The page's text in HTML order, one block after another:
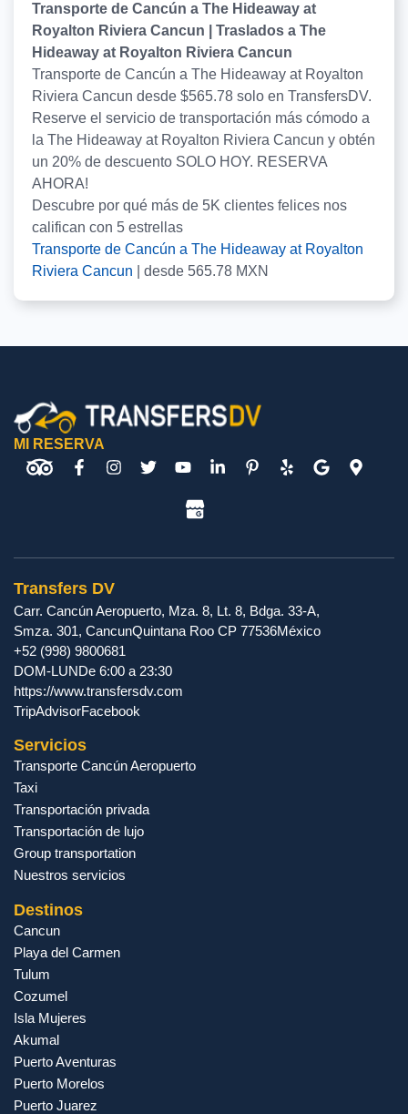
Transporte de Cancún a The Hideaway at
Royalton Riviera Cancun | Traslados a The
Hideaway at Royalton Riviera Cancun
Transporte de Cancún a The Hideaway at Royalton
Riviera Cancun desde $565.78 solo en TransfersDV.
Reserve el servicio de transportación más cómodo a
la The Hideaway at Royalton Riviera Cancun y obtén
un 20% de descuento SOLO HOY. RESERVA
AHORA!
Descubre por qué más de 5K clientes felices nos
califican con 5 estrellas
Transporte de Cancún a The Hideaway at Royalton
Riviera Cancun
desde 565.78 MXN
MI RESERVA
Transfers DV
Carr. Cancún Aeropuerto, Mza. 8, Lt. 8, Bdga. 33-A,
Smza. 301, CancunQuintana Roo CP 77536México
+52 (998) 9800681
DOM-LUNDe 6:00 a 23:30
https://www.transfersdv.com
TripAdvisorFacebook
Servicios
Transporte Cancún Aeropuerto
Taxi
Transportación privada
Transportación de lujo
Group transportation
Nuestros servicios
Destinos
Cancun
Playa del Carmen
Tulum
Cozumel
Isla Mujeres
Akumal
Puerto Aventuras
Puerto Morelos
Puerto Juarez